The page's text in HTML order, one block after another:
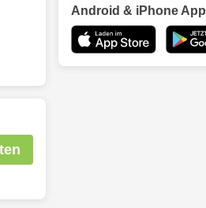
Android & iPhone App